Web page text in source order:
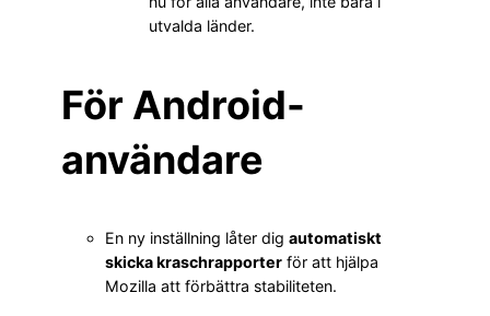
utvalda länder.
För Android-
användare
En ny inställning låter dig automatiskt
skicka kraschrapporter för att hjälpa
Mozilla att förbättra stabiliteten.